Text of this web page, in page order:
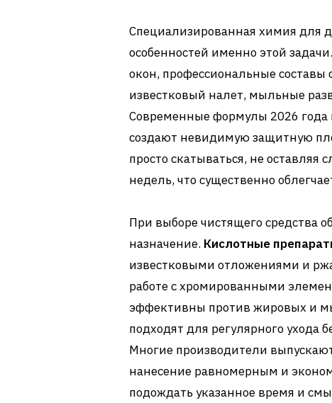
Специализированная химия для
особенностей именно этой
окон, профессиональные
известковый налет, мыльные
Современные формулы 2026
создают невидимую защитную
просто скатываться, не оставляя
недель, что существенно
При выборе чистящего средства
назначение. Кислотные
известковыми отложениями и
работе с хромированными
эффективны против жировых и
подходят для регулярного ухода
Многие производители
нанесение равномерным и
подождать указанное время и